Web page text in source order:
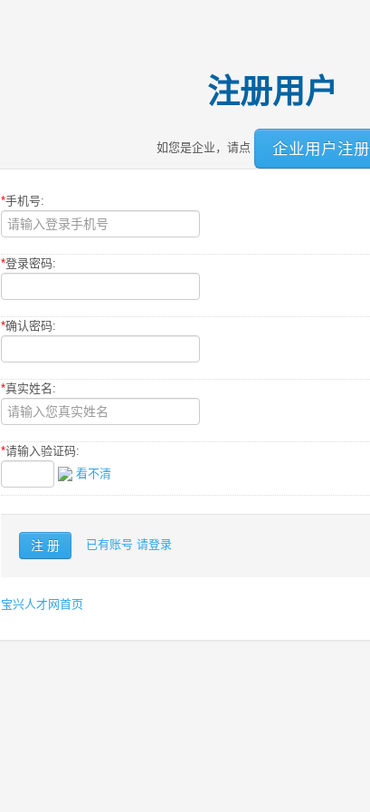
注册用户
如您是企业，请点 企业用户注册
*手机号:
*登录密码:
*确认密码:
*真实姓名:
*请输入验证码:
看不清
已有账号 请登录
宝兴人才网首页